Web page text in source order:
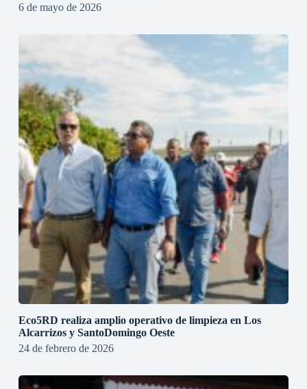
6 de mayo de 2026
Eco5RD realiza amplio operativo de limpieza en Los
Alcarrizos y SantoDomingo Oeste
24 de febrero de 2026